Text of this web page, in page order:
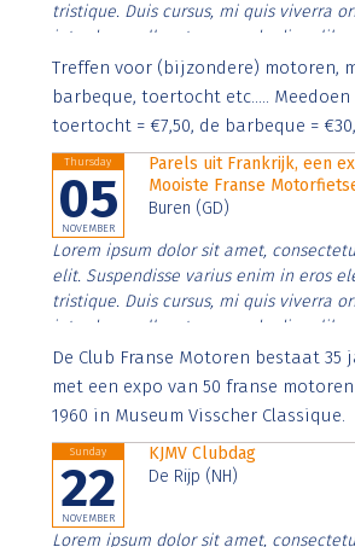
tristique. Duis cursus, mi quis viverra
interdum nulla, ut commodo diam
Aenean faucibus nibh et justo cursus id
imperdiet. Nunc ut sem vitae risus
Treffen voor (bijzondere) motoren,
barbeque, toertocht etc..... Meedoen
toertocht = €7,50, de barbeque =
Thursday
05
NOVEMBER
Parels uit Frankrijk, een
Mooiste Franse
Buren (GD)
Lorem ipsum dolor sit amet,
elit. Suspendisse varius enim in eros
tristique. Duis cursus, mi quis viverra
interdum nulla, ut commodo diam
Aenean faucibus nibh et justo cursus
imperdiet. Nunc ut sem vitae risus
De Club Franse Motoren bestaat
met een expo van 50 franse
1960 in Museum Visscher Classique.
Sunday
22
NOVEMBER
KJMV Clubdag
De Rijp (NH)
Lorem ipsum dolor sit amet,